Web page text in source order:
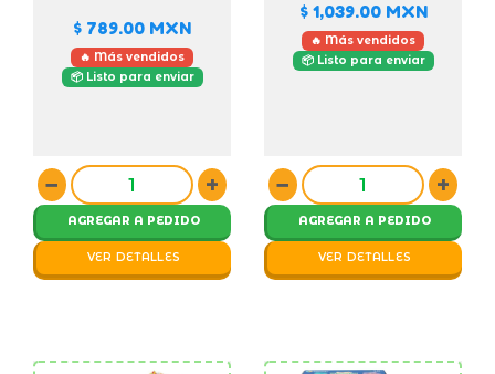
$ 789.00 MXN
🔥 Más vendidos
📦 Listo para enviar
− +
AGREGAR A PEDIDO
VER DETALLES
$ 1,039.00MXN
🔥 Más vendidos
📦 Listo para enviar
− +
AGREGAR A PEDIDO
VER DETALLES